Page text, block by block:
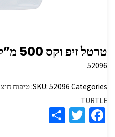
טרטל זיפ וקס 500 מ”ל
52096
SKU: 52096 Categories: טיפוח
TURTLE
Fa
T